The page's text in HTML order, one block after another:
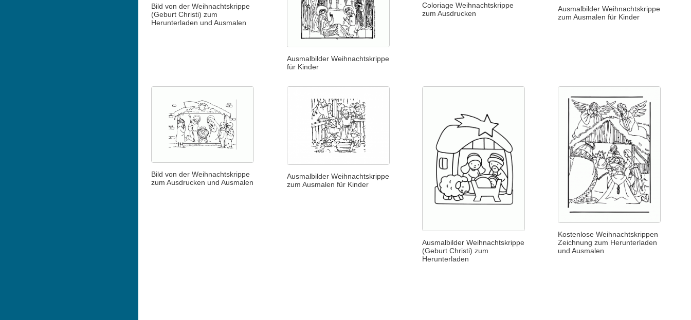
Bild von der Weihnachtskrippe
(Geburt Christi) zum
Herunterladen und Ausmalen
Ausmalbilder Weihnachtskrippe
für Kinder
Coloriage Weihnachtskrippe
zum Ausdrucken
Ausmalbilder Weihnachtskrippe
zum Ausmalen für Kinder
Bild von der Weihnachtskrippe
zum Ausdrucken und Ausmalen
Ausmalbilder Weihnachtskrippe
zum Ausmalen für Kinder
Ausmalbilder Weihnachtskrippe
(Geburt Christi) zum
Herunterladen
Kostenlose Weihnachtskrippen
Zeichnung zum Herunterladen
und Ausmalen